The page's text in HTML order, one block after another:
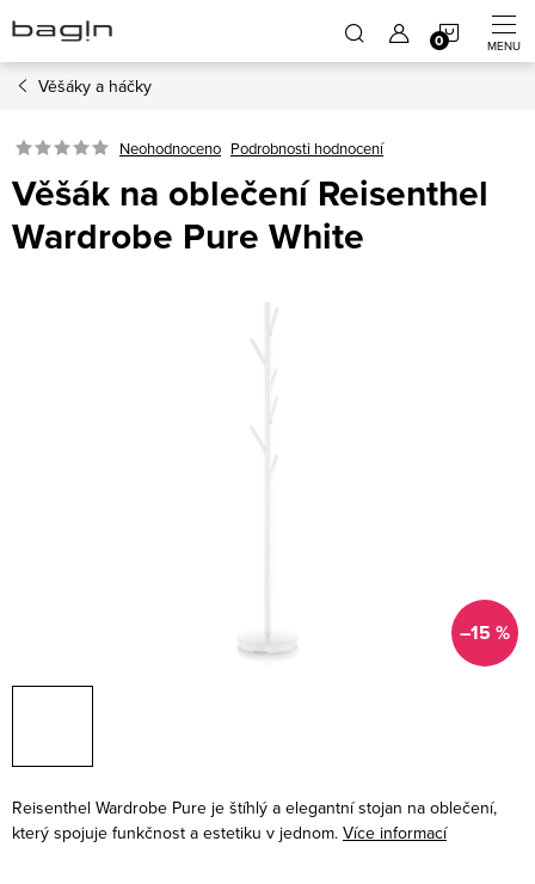
na
obsah
Věšáky a háčky
Neohodnoceno Podrobnosti hodnocení
Věšák na oblečení Reisenthel
Wardrobe Pure White
–15 %
Reisenthel Wardrobe Pure je štíhlý a elegantní stojan na oblečení,
který spojuje funkčnost a estetiku v jednom. Více informací